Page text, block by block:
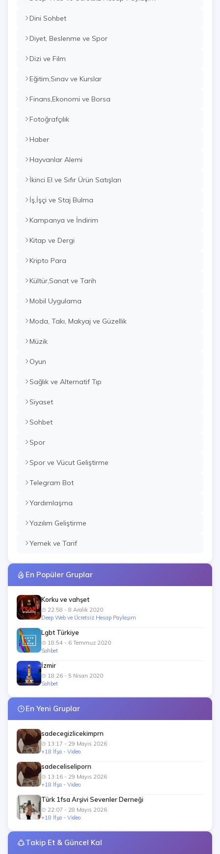
Dini Sohbet
Diyet, Beslenme ve Spor
Dizi ve Film
Eğitim,Sınav ve Kurslar
Finans,Ekonomi ve Borsa
Fotoğrafçılık
Haber
Hayvanlar Alemi
İkinci El ve Sıfır Ürün Satışları
İş,İşçi ve Staj Bulma
Kampanya ve İndirim
Kitap ve Dergi
Kripto Para
Kültür,Sanat ve Tarih
Mobil Uygulama
Moda, Takı, Makyaj ve Güzellik
Müzik
Oyun
Sağlık ve Alternatif Tıp
Siyaset
Sohbet
Spor
Spor ve Vücut Geliştirme
Telegram Bot
Yardımlaşma
Yazılım Geliştirme
Yemek ve Tarif
En Popüler Gruplar
Korku ve vahşet
22:58 - 8 Aralık 2020
Deep Web ve Ücretsiz Hesap Paylaşım
Lgbt Türkiye
18:54 - 6 Temmuz 2020
Sohbet
İzmir
18:26 - 5 Nisan 2020
Sohbet
En Yeni Gruplar
sadecegizlicekimprn
13:17 - 29 Mayıs 2026
+18 İfşa - Video
sadeceliseliporn
13:16 - 29 Mayıs 2026
+18 İfşa - Video
Türk 1fsa Arşivi Sevenler Derneği
22:07 - 28 Mayıs 2026
+18 İfşa - Video
Takip Et & Güncel Kal